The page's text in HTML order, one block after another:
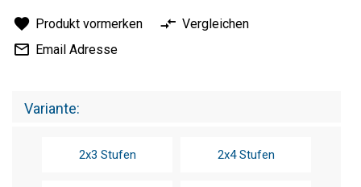
Bildergalerie
Produkt vormerken
Vergleichen
Email Adresse
Variante
2x3 Stufen 2x4 Stufen